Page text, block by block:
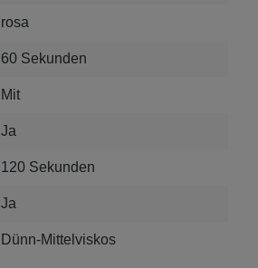
rosa
60 Sekunden
Mit
Ja
120 Sekunden
Ja
Dünn-Mittelviskos